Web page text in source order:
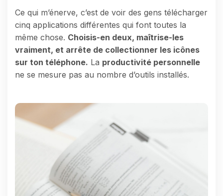
Ce qui m’énerve, c’est de voir des gens télécharger
cinq applications différentes qui font toutes la
même chose. Choisis-en deux, maîtrise-les
vraiment, et arrête de collectionner les icônes
sur ton téléphone. La productivité personnelle
ne se mesure pas au nombre d’outils installés.